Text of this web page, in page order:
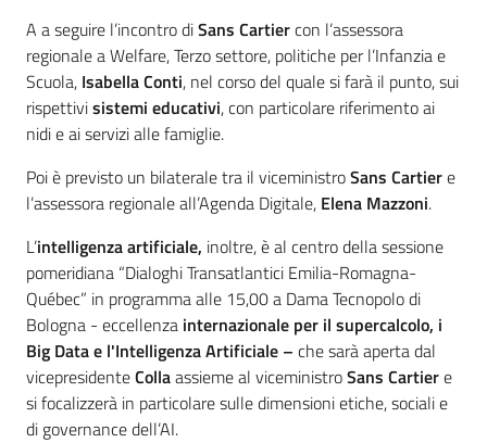
A a seguire l’incontro diSans Cartiercon l’assessora
regionale a Welfare, Terzo settore, politiche per l’Infanzia e
Scuola, Isabella Conti, nel corso del quale si farà il punto, sui
rispettivisistemi educativi, con particolare riferimento ai
nidi e ai servizi alle famiglie.
Poi è previsto un bilaterale tra il viceministroSans Cartiere
l’assessora regionale all’Agenda Digitale, Elena Mazzoni.
L’intelligenza artificiale, inoltre, è al centro della sessione
pomeridiana “Dialoghi Transatlantici Emilia-Romagna-
Québec” in programma alle 15,00 a Dama Tecnopolo di
Bologna - eccellenza internazionale per il supercalcolo, i
Big Data e l'Intelligenza Artificiale – che sarà aperta dal
vicepresidenteCollaassieme al viceministroSans Cartiere
si focalizzerà in particolare sulle dimensioni etiche, sociali e
di governance dell’AI.